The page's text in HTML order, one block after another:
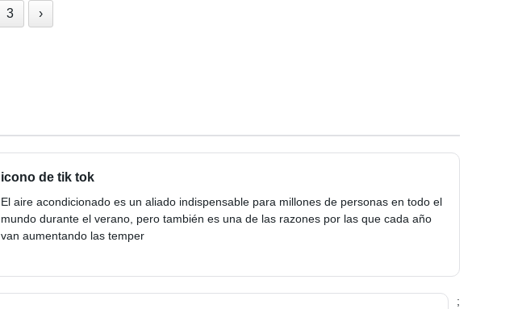
3 ›
icono de tik tok
El aire acondicionado es un aliado indispensable para millones de personas en todo el
mundo durante el verano, pero también es una de las razones por las que cada año
van aumentando las temper
;